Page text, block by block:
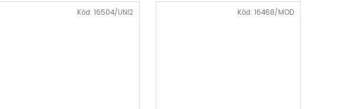
Kód: 16504/UNI2 Kód: 16468/MOD